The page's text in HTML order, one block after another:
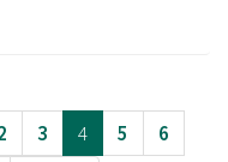
3 4 5
6